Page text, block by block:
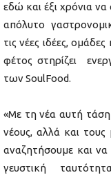
εδώ και έξι χρόνια
απόλυτο
τις νέες ιδέες,
φέτος στηρίζει
των SoulFood.
«Με τη νέα αυτή τάση
νέους, αλλά και τους
αναζητήσουμε και
γευστική